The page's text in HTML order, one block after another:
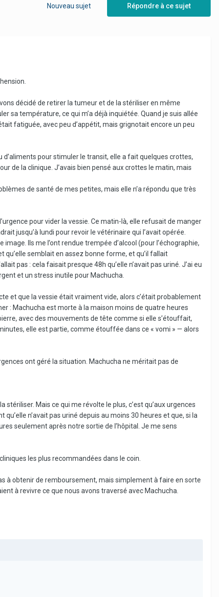
Répondre à ce sujet
Nouveau sujet
décidé de retirer la tumeur et de la stériliser en même
sa température, ce qui m’a déjà inquiétée. Quand je suis allée
fatiguée, avec peu d’appétit, mais grignotait encore un peu
pour stimuler le transit, elle a fait quelques crottes,
de la clinique. J’avais bien pensé aux crottes le matin, mais
de santé de mes petites, mais elle n’a répondu que très
pour vider la vessie. Ce matin-là, elle refusait de manger
jusqu’à lundi pour revoir le vétérinaire qui l’avait opérée.
Ils me l’ont rendue trempée d’alcool (pour l’échographie,
qu’elle semblait en assez bonne forme, et qu’il fallait
pas : cela faisait presque 48h qu’elle n’avait pas uriné. J’ai eu
et un stress inutile pour Machucha.
et que la vessie était vraiment vide, alors c’était probablement
: Machucha est morte à la maison moins de quatre heures
avec des mouvements de tête comme si elle s’étouffait,
elle est partie, comme étouffée dans ce « vomi » — alors
ont géré la situation. Machucha ne méritait pas de
Mais ce qui me révolte le plus, c’est qu’aux urgences
n’avait pas uriné depuis au moins 30 heures et que, si la
seulement après notre sortie de l’hôpital. Je me sens
les plus recommandées dans le coin.
à obtenir de remboursement, mais simplement à faire en sorte
à revivre ce que nous avons traversé avec Machucha.